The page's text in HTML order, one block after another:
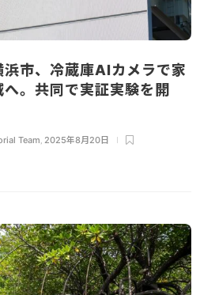
市、冷蔵庫AIカメラで家
。共同で実証実験を開
Team 2025年8月20日